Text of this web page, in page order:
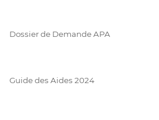
Dossier de Demande APA
Guide des Aides 2024